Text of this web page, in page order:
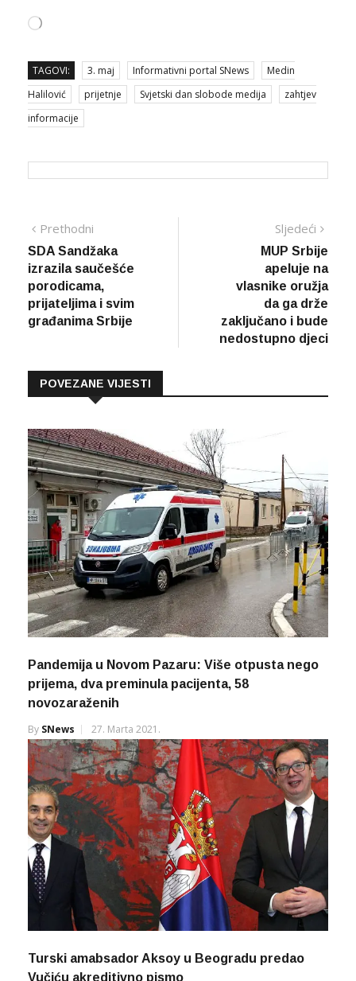
Loading…
TAGOVI: 3. maj Informativni portal SNews
Medin
Halilović
prijetnje Svjetski dan slobode medija
zahtjev
informacije
Navigacija
članaka
Prethodni
vijest
SDA Sandžaka
izrazila saučešće
porodicama,
prijateljima i svim
građanima Srbije
Sljedeći
MUP Srbije
apeluje na
vlasnike oružja
da ga drže
zaključano i bude
nedostupno djeci
POVEZANE VIJESTI
Pandemija u Novom Pazaru: Više otpusta nego
prijema, dva preminula pacijenta, 58
novozaraženih
By SNews 27. Marta 2021.
Turski amabsador Aksoy u Beogradu predao
Vučiću akreditivno pismo